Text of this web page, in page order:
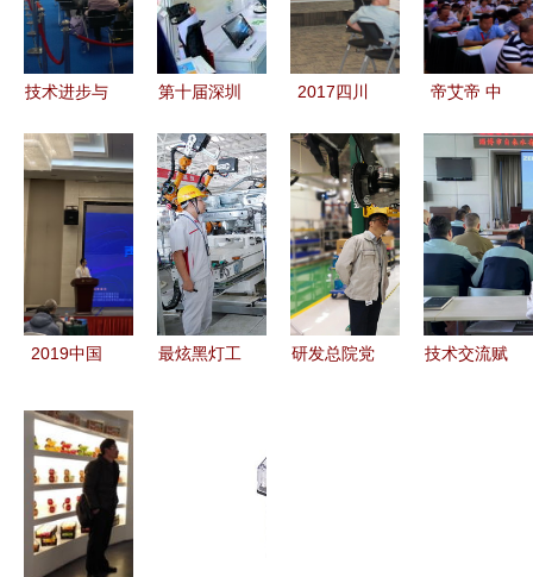
技术进步与
记“第二十
三届中国国
际专业音响
灯光乐器及
技术展览
会”技术交
第十届深圳
新交流会圆
满落幕 技
术与前瞻思
维的交锋
2017四川
化用户技术
交流会 技
术交流促发
展
帝艾帝 中
新产品、新
技术研讨交
流会（成都
站）技术交
流圆满成功
2019中国
频技术交流
峰会成功召
开 近百位
专家学者共
话声频未来
最炫黑灯工
研发总院党
技术交流赋